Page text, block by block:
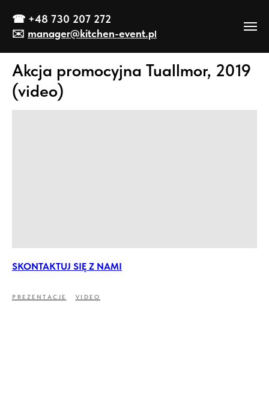
☎ +48 730 207 272
✉️ manager@kitchen-event.pl
Akcja promocyjna Tuallmor, 2019
(video)
SKONTAKTUJ SIĘ Z NAMI
PREZENTACJE VIDEO